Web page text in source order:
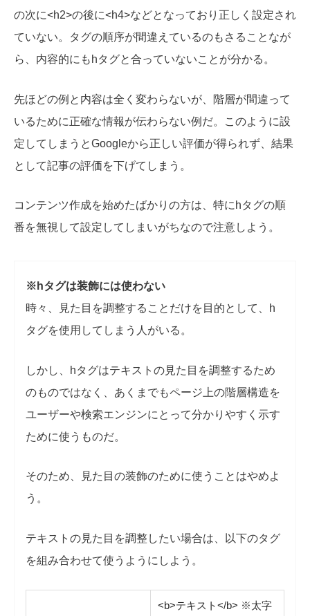
の次に<h2>の後に<h4>などとなっており正しく設定され
ていない。タグの順序が間違えているのもさることなが
ら、内容的にもhタグと合っていないことが分かる。
先ほどの例と内容は全く変わらないが、階層が間違って
いるために正確な情報が伝わらない例だ。このように設
定してしまうとGoogleから正しい評価が得られず、結果
として記事の評価を下げてしまう。
コンテンツ作成を始めたばかりの方は、特にhタグの順
番を無視して設定してしまいがちなので注意しよう。
※hタグは装飾には使わない
時々、見た目を調整することだけを目的として、h
タグを使用してしまう人がいる。
しかし、hタグはテキストの見た目を調整するため
のものではなく、あくまでもページ上の階層構造を
ユーザーや検索エンジンにとって分かりやすく示す
ために使うものだ。
そのため、見た目の装飾のために使うことはやめよ
う。
テキストの見た目を調整したい場合は、以下のタグ
を組み合わせて使うようにしよう。
<b>テキスト</b> ※太字